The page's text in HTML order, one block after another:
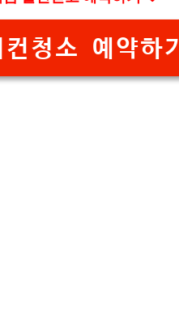
컨청소 예약하기